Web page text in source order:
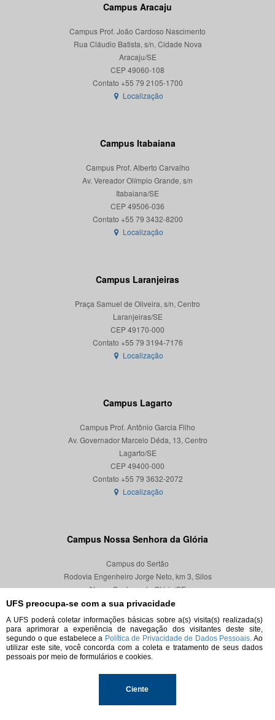
UFS preocupa-se com a sua privacidade
A UFS poderá coletar informações básicas sobre a(s) visita(s) realizada(s)
para aprimorar a experiência de navegação dos visitantes deste site,
segundo o que estabelece a Política de Privacidade de Dados Pessoais. Ao
utilizar este site, você concorda com a coleta e tratamento de seus dados
pessoais por meio de formulários e cookies.
Ciente
Campus Aracaju
Campus Prof. João Cardoso Nascimento
Rua Cláudio Batista, s/n, Cidade Nova
Aracaju/SE
CEP 49060-108
Localização
Campus Itabaiana
Campus Prof. Alberto Carvalho
Av. Vereador Olímpio Grande, s/n
Itabaiana/SE
CEP 49506-036
Localização
Campus Laranjeiras
Praça Samuel de Oliveira, s/n, Centro
Laranjeiras/SE
CEP 49170-000
Localização
Campus Lagarto
Campus Prof. Antônio Garcia Filho
Av. Governador Marcelo Déda, 13, Centro
Lagarto/SE
CEP 49400-000
Localização
Campus Nossa Senhora da Glória
Campus do Sertão
Rodovia Engenheiro Jorge Neto, km 3, Silos
Nossa Senhora da Glória/SE
CEP 49680-000
Localização
© 2026. Todos os direitos reservados.
Universidade Federal de Sergipe.